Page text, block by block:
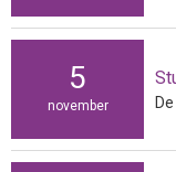
5
november